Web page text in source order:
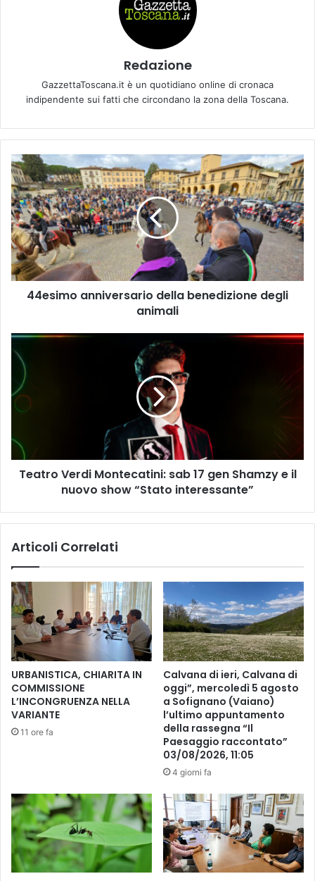
Redazione
GazzettaToscana.it è un quotidiano online di cronaca
indipendente sui fatti che circondano la zona della Toscana.
4
4
e
s
i
m
o
a
n
e
r
r
d
b
n
i
z
i
o
n
e
d
e
g
i
m
a
l
44esimo anniversario della benedizione degli
animali
T
e
r
e
r
t
a
t
i
n
s
a
b
S
h
a
m
z
y
Teatro Verdi Montecatini: sab 17 gen Shamzy e il
nuovo show “Stato interessante”
Articoli Correlati
URBANISTICA, CHIARITA IN
COMMISSIONE
L’INCONGRUENZA NELLA
VARIANTE
11 ore fa
Calvana di ieri, Calvana di
oggi”, mercoledì 5 agosto
a Sofignano (Vaiano)
l’ultimo appuntamento
della rassegna “Il
Paesaggio raccontato”
03/08/2026, 11:05
4 giorni fa